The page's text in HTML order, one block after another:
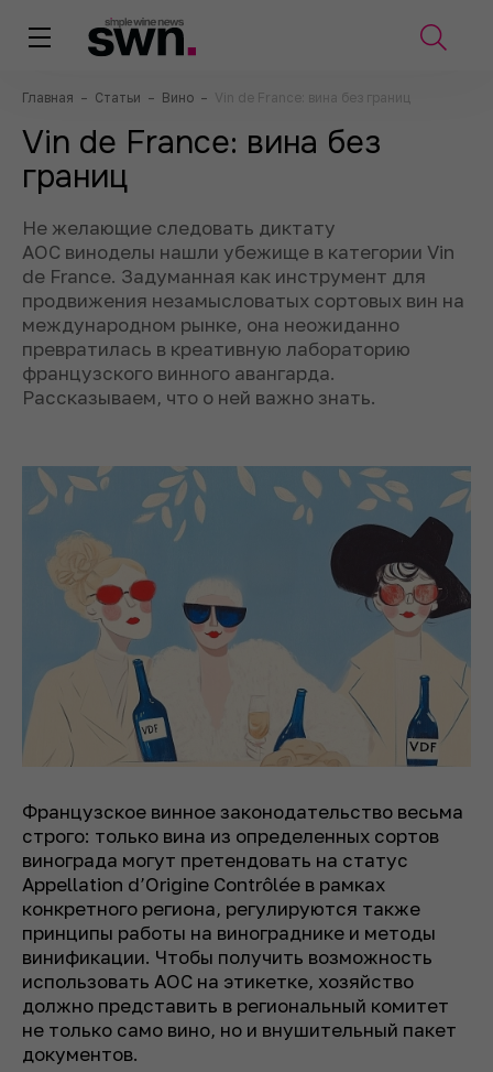
Главная – Статьи – Вино – Vin de France: вина без границ
Vin de France: вина без
границ
Не желающие следовать диктату
AOC виноделы нашли убежище в категории Vin
de France. Задуманная как инструмент для
продвижения незамысловатых сортовых вин на
международном рынке, она неожиданно
превратилась в креативную лабораторию
французского винного авангарда.
Рассказываем, что о ней важно знать.
Французское винное законодательство весьма
строго: только вина из определенных сортов
винограда могут претендовать на статус
Appellation d’Origine Contrôlée в рамках
конкретного региона, регулируются также
принципы работы на винограднике и методы
винификации. Чтобы получить возможность
использовать AOC на этикетке, хозяйство
должно представить в региональный комитет
не только само вино, но и внушительный пакет
документов.